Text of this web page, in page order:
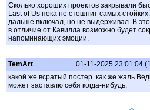
Сколько хороших проектов закрывали
Last of Us пока не стошнит самых
дальше включал, но не выдерживал. В
в отличие от Кавилла возможно будет
напоминающих эмоции.
TemArt
01-11-2025 23:01:04
какой же всратый постер. как же жаль
может заставлю себя когда-нибудь.